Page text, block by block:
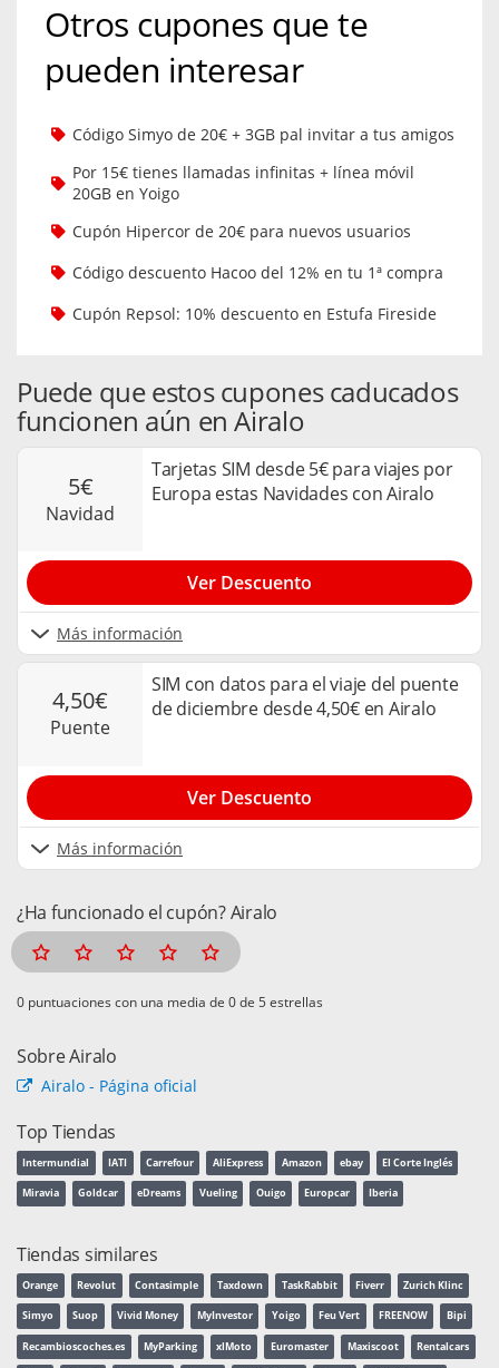
Otros cupones que te
pueden interesar
Código Simyo de 20€ + 3GB pal invitar a tus amigos
Por 15€ tienes llamadas infinitas + línea móvil
20GB en Yoigo
Cupón Hipercor de 20€ para nuevos usuarios
Código descuento Hacoo del 12% en tu 1ª compra
Cupón Repsol: 10% descuento en Estufa Fireside
Puede que estos cupones caducados
funcionen aún en Airalo
5€
navidad
Tarjetas SIM desde 5€ para viajes por
Europa estas Navidades con Airalo
Más información
Ver Descuento
4,50€
puente
SIM con datos para el viaje del puente
de diciembre desde 4,50€ en Airalo
Más información
Ver Descuento
¿Ha funcionado el cupón? Airalo
puntuaciones con una media de de 5 estrellas
Sobre Airalo
Airalo - Página oficial
Top Tiendas
Intermundial IATI Carrefour AliExpress Amazon ebay El Corte Inglés
Miravia Goldcar eDreams Vueling Ouigo Europcar Iberia
Tiendas similares
Orange Revolut Contasimple Taxdown TaskRabbit Fiverr Zurich Klinc
Simyo Suop Vivid Money MyInvestor Yoigo Feu Vert FREENOW Bipi
Recambioscoches.es MyParking xlMoto Euromaster Maxiscoot Rentalcars